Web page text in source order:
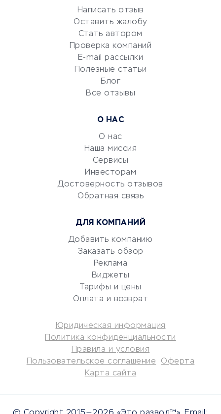
Репетиторство
Красота и здоровье
Сервисы по поиску работы
Сетевой маркетинг
УСЛУГИ ДЛЯ БИЗНЕСА
документооборот
Юридические компании
Аудиторские компании
Бухгалтерия онлайн
Потребительские кредиты
Кредитные карты
Дебетовые карты
Микрофинансовые
Написать отзыв
Оставить жалобу
Стать автором
Проверка компаний
E-mail рассылки
Полезные статьи
Блог
Все отзывы
О НАС
О нас
Наша миссия
Сервисы
Инвесторам
Достоверность отзывов
Обратная связь
ДЛЯ КОМПАНИЙ
Добавить компанию
Заказать обзор
Реклама
Виджеты
Тарифы и цены
Оплата и возврат
Юридическая информация
Политика конфиденциальности
Правила и условия
Пользовательское соглашение
Оферта
Карта сайта